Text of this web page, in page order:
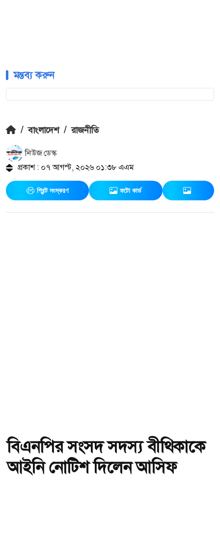
মন্তব্য করুন
/ বাংলাদেশ / রাজনীতি
নিউজ ডেস্ক
প্রকাশ : ০৭ আগস্ট, ২০২৬ ০১:৩৮ এএম
প্রিন্ট সংস্করণ ফটো কার্ড
বিএনপির সংসদ সদস্য বীথিকাকে
আইনি নোটিশ দিলেন আসিফ